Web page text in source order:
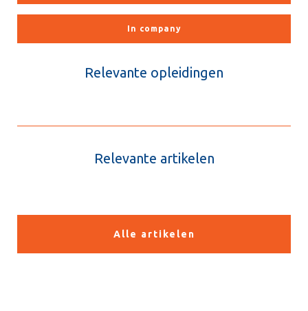
In company
Relevante opleidingen
Relevante artikelen
Alle artikelen